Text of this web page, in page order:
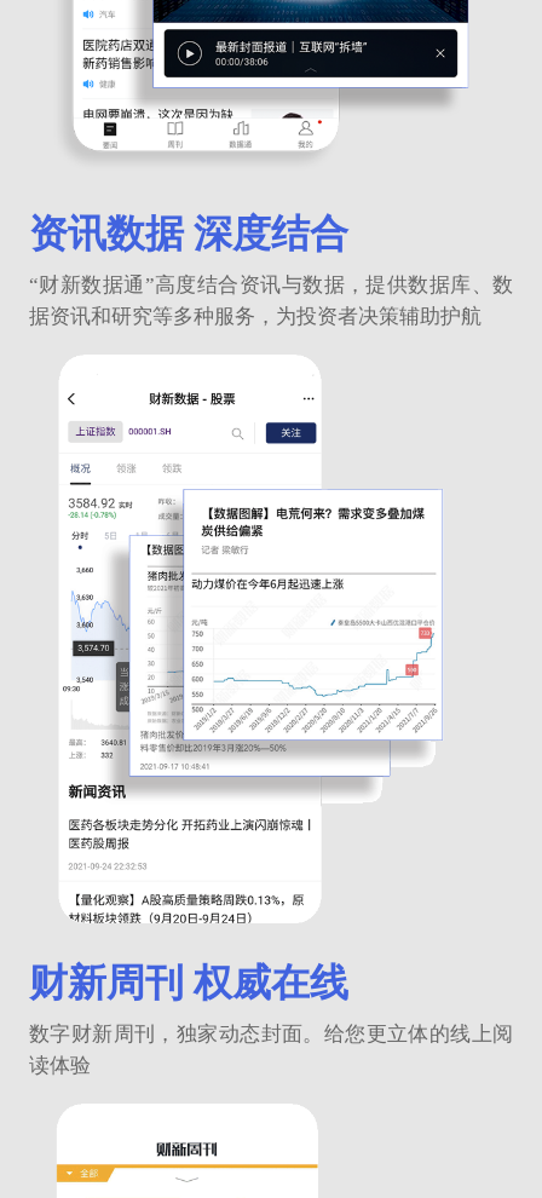
资讯数据 深度结合
“财新数据通”高度结合资讯与数据，提供数据库、数
据资讯和研究等多种服务，为投资者决策辅助护航
财新周刊 权威在线
数字财新周刊，独家动态封面。给您更立体的线上阅
读体验